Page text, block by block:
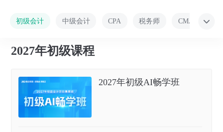
初级会计 中级会计 CPA 税务师 CMA
2027年初级课程
2027年初级AI畅学班